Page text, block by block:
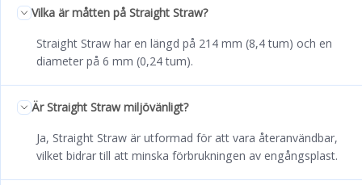
Vilka är måtten på Straight Straw?
Straight Straw har en längd på 214 mm (8,4 tum) och en
diameter på 6 mm (0,24 tum).
Är Straight Straw miljövänligt?
Ja, Straight Straw är utformad för att vara återanvändbar,
vilket bidrar till att minska förbrukningen av engångsplast.